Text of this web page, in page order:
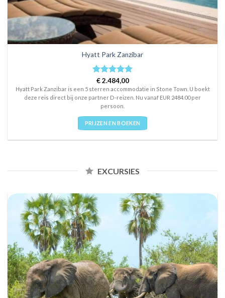
Hyatt Park Zanzibar
Rated5
out of 5
€2.484,00
Hyatt Park Zanzibar is een 5 sterren accommodatie in Stone Town. U boekt
deze reis direct bij onze partner D-reizen. Nu vanaf EUR 2484.00 per
persoon.
PRIJZEN EN BOEKEN
EXCURSIES